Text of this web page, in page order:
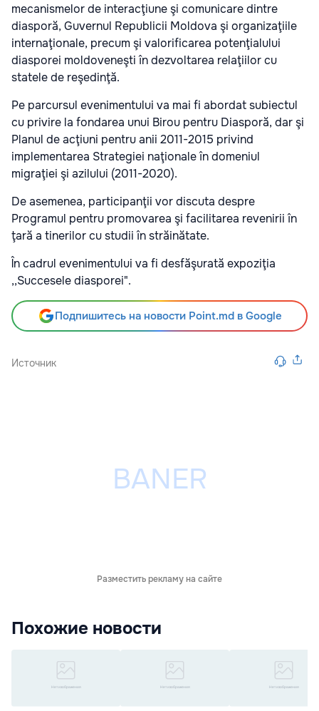
mecanismelor de interacţiune şi comunicare dintre
diasporă, Guvernul Republicii Moldova şi organizaţiile
internaţionale, precum şi valorificarea potenţialului
diasporei moldoveneşti în dezvoltarea relaţiilor cu
statele de reşedinţă.
Pe parcursul evenimentului va mai fi abordat subiectul
cu privire la fondarea unui Birou pentru Diasporă, dar şi
Planul de acţiuni pentru anii 2011-2015 privind
implementarea Strategiei naţionale în domeniul
migraţiei şi azilului (2011-2020).
De asemenea, participanţii vor discuta despre
Programul pentru promovarea şi facilitarea revenirii în
ţară a tinerilor cu studii în străinătate.
În cadrul evenimentului va fi desfăşurată expoziţia
,,Succesele diasporei".
Подпишитесь на новости Point.md в Google
Источник
Разместить рекламу на сайте
Похожие новости